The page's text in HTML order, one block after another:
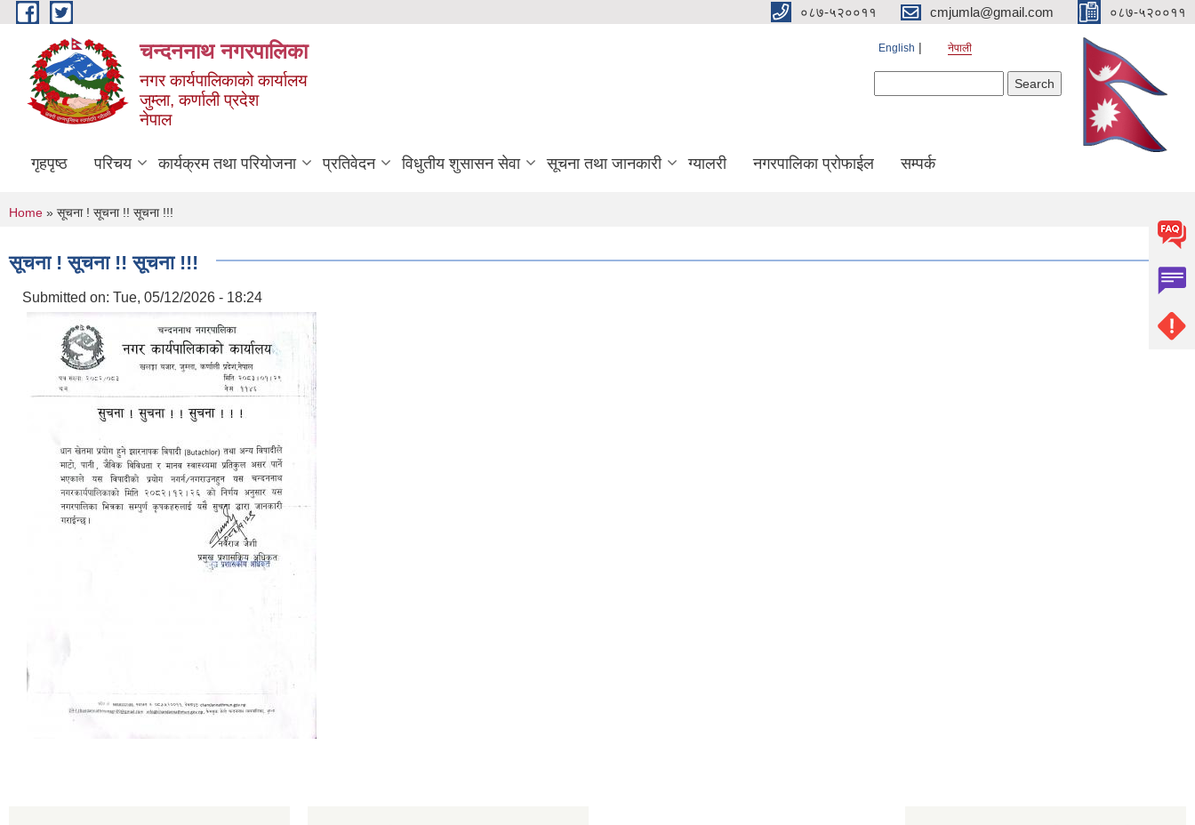
Skip to main content ०८७-५२००११ cmjumla@gmail.com ०८७-५२००११
चन्दननाथ नगरपालिका
नगर कार्यपालिकाको कार्यालय
जुम्ला, कर्णाली प्रदेश
नेपाल
English नेपाली
गृहपृष्ठ परिचय कार्यक्रम तथा परियोजना प्रतिवेदन विधुतीय शुसासन सेवा सूचना तथा जानकारी ग्यालरी नगरपालिका प्रोफाईल सम्पर्क
You are here
Home » सूचना ! सूचना !! सूचना !!!
सूचना ! सूचना !! सूचना !!!
Submitted on: Tue, 05/12/2026 - 18:24